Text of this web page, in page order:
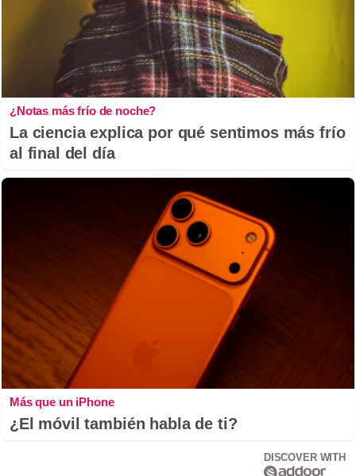
¿Notas más frío de noche?
La ciencia explica por qué sentimos más frío
al final del día
Más que un iPhone
¿El móvil también habla de ti?
DISCOVER WITH